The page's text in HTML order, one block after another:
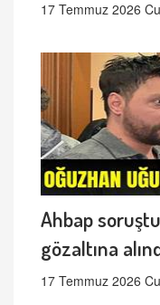
17 Temmuz 2026
Ahbap
gözaltına
17 Temmuz 2026